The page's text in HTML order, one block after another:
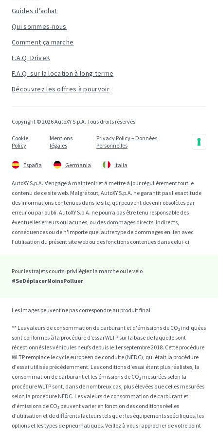
Guides d’achat
Qui sommes-nous
Comment ça marche
F.A.Q. DriveK
F.A.Q. sur la location à long terme
Découvrez les offres à pourvoir
Copyright © 2026 AutoXY S.p.A. Tous droits réservés.
Cookie
Policy
Mentions
légales
Privacy Policy – Données
Personnelles
España Germania Italia
AutoXY S.p.A. s'engage à maintenir et à mettre à jour régulièrement tout le
contenu de ce site web. Malgré tout, AutoXY S.p.A. ne garantit pas l'exactitude
des informations contenues dans le site, qui peuvent devenir obsolètes par
erreur ou par oubli. AutoXY S.p.A. ne pourra pas être tenu responsable des
éventuelles erreurs ou lacunes, ou des dommages directs, indirects,
conséquences ou de n'importe quel autre type de dommages en lien avec
l'utilisation du présent site web ou des fonctions contenues dans celui-ci.
Pour les trajets courts, privilégiez la marche ou le vélo
#SeDéplacerMoinsPolluer
Les images peuvent ne pas correspondre au produit final.
** Les valeurs de consommation de carburant et d'émissions de CO₂ indiquées
sont conformes à la procédure d’essai WLTP sur la base de laquelle sont
réceptionnés les véhicules neufs depuis le 1er septembre 2018. Cette procédure
WLTP remplace le cycle européen de conduite (NEDC), qui était la procédure
d'essai utilisée précédemment. Les conditions d'essai étant plus réalistes, la
consommation de carburant et les émissions de CO₂ mesurées selon la
procédure WLTP sont, dans de nombreux cas, plus élevées que celles mesurées
selon la procédure NEDC. Les valeurs de consommation de carburant et
d'émissions de CO₂ peuvent varier en fonction des conditions réelles
d’utilisation et de différents facteurs tels que : les équipements spécifiques, les
options et les types de pneumatiques. Veillez à vous rapprocher de votre point